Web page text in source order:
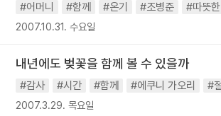
#어머니 #함께 #온기 #조병준 #따뜻
2007.10.31. 수요일
내년에도 벚꽃을 함께 볼 수 있을까
#감사 #시간 #함께 #에쿠니 가오리 #
2007.3.29. 목요일